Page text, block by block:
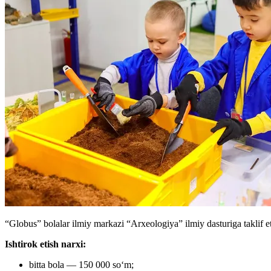
“Globus” bolalar ilmiy markazi “Arxeologiya” ilmiy dasturiga taklif
Ishtirok etish narxi:
bitta bola — 150 000 so‘m;